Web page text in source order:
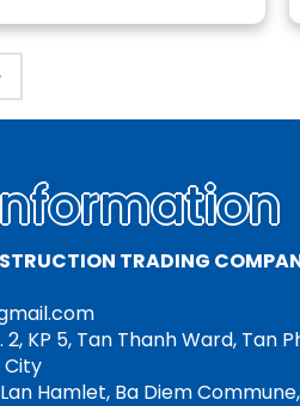
TRADING
KP 5, Tan Thanh Ward, Tan
City
Hamlet, Ba Diem